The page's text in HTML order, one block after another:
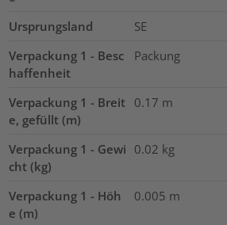
Ursprungsland
SE
Verpackung 1 - Besc
haffenheit
Packung
Verpackung 1 - Breit
e, gefüllt (m)
0.17 m
Verpackung 1 - Gewi
cht (kg)
0.02 kg
Verpackung 1 - Höh
e (m)
0.005 m